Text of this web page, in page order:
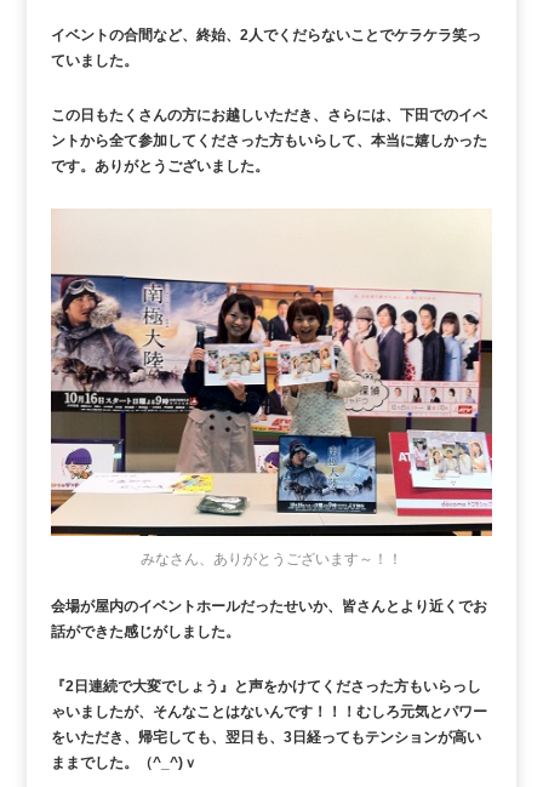
イベントの合間など、終始、2人でくだらないことでケラケラ笑っ
ていました。
この日もたくさんの方にお越しいただき、さらには、下田でのイベ
ントから全て参加してくださった方もいらして、本当に嬉しかった
です。ありがとうございました。
みなさん、ありがとうございます～！！
会場が屋内のイベントホールだったせいか、皆さんとより近くでお
話ができた感じがしました。
『2日連続で大変でしょう』と声をかけてくださった方もいらっし
ゃいましたが、そんなことはないんです！！！むしろ元気とパワー
をいただき、帰宅しても、翌日も、3日経ってもテンションが高い
ままでした。（^_^)ｖ